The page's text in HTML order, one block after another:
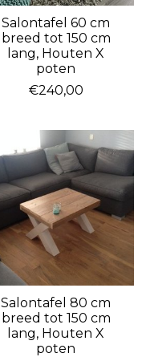
Salontafel 60 cm
breed tot 150 cm
lang, Houten X
poten
€240,00
Salontafel 80 cm
breed tot 150 cm
lang, Houten X
poten